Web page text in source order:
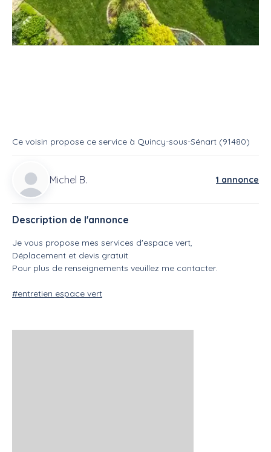
Ce voisin propose ce service à Quincy-sous-Sénart (91480)
Michel B. 1 annonce
Description de l'annonce
Je vous propose mes services d'espace vert,
Déplacement et devis gratuit
Pour plus de renseignements veuillez me contacter.
#entretien espace vert